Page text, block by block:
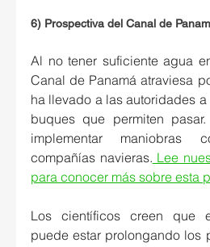
6) Prospectiva del Canal de
Al no tener suficiente agua
Canal de Panamá atraviesa
ha llevado a las autoridades
buques que permiten
implementar maniobras
compañías navieras. Lee
para conocer más sobre esta
Los científicos creen que
puede estar prolongando los